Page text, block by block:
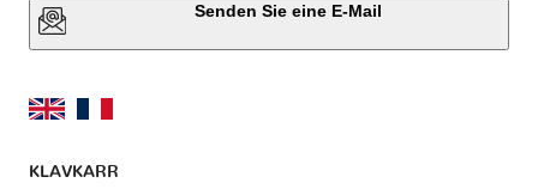
Senden Sie eine E-Mail
KLAVKARR